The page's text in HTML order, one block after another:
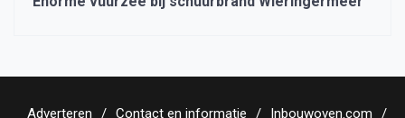
Adverteren Contact en informatie Inbouwoven.com